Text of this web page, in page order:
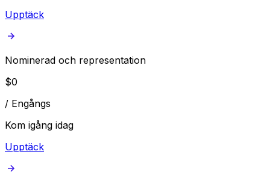
Upptäck
Nominerad och representation
$0
/ Engångs
Kom igång idag
Upptäck